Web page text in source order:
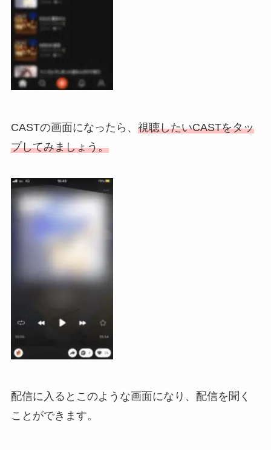
CASTの画面になったら、 視聴したいCASTをタッ
プしてみましょう。
配信に入るとこのような画面になり、配信を聞く
ことができます。